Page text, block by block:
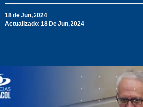
18 de Jun, 2024
Actualizado: 18 De Jun, 2024